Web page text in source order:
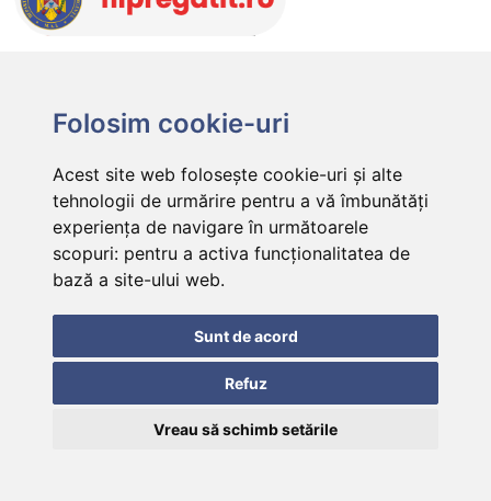
Folosim cookie-uri
Acest site web folosește cookie-uri și alte
tehnologii de urmărire pentru a vă îmbunătăți
experiența de navigare în următoarele
scopuri: pentru a activa funcționalitatea de
bază a site-ului web.
Sunt de acord
Refuz
Vreau să schimb setările